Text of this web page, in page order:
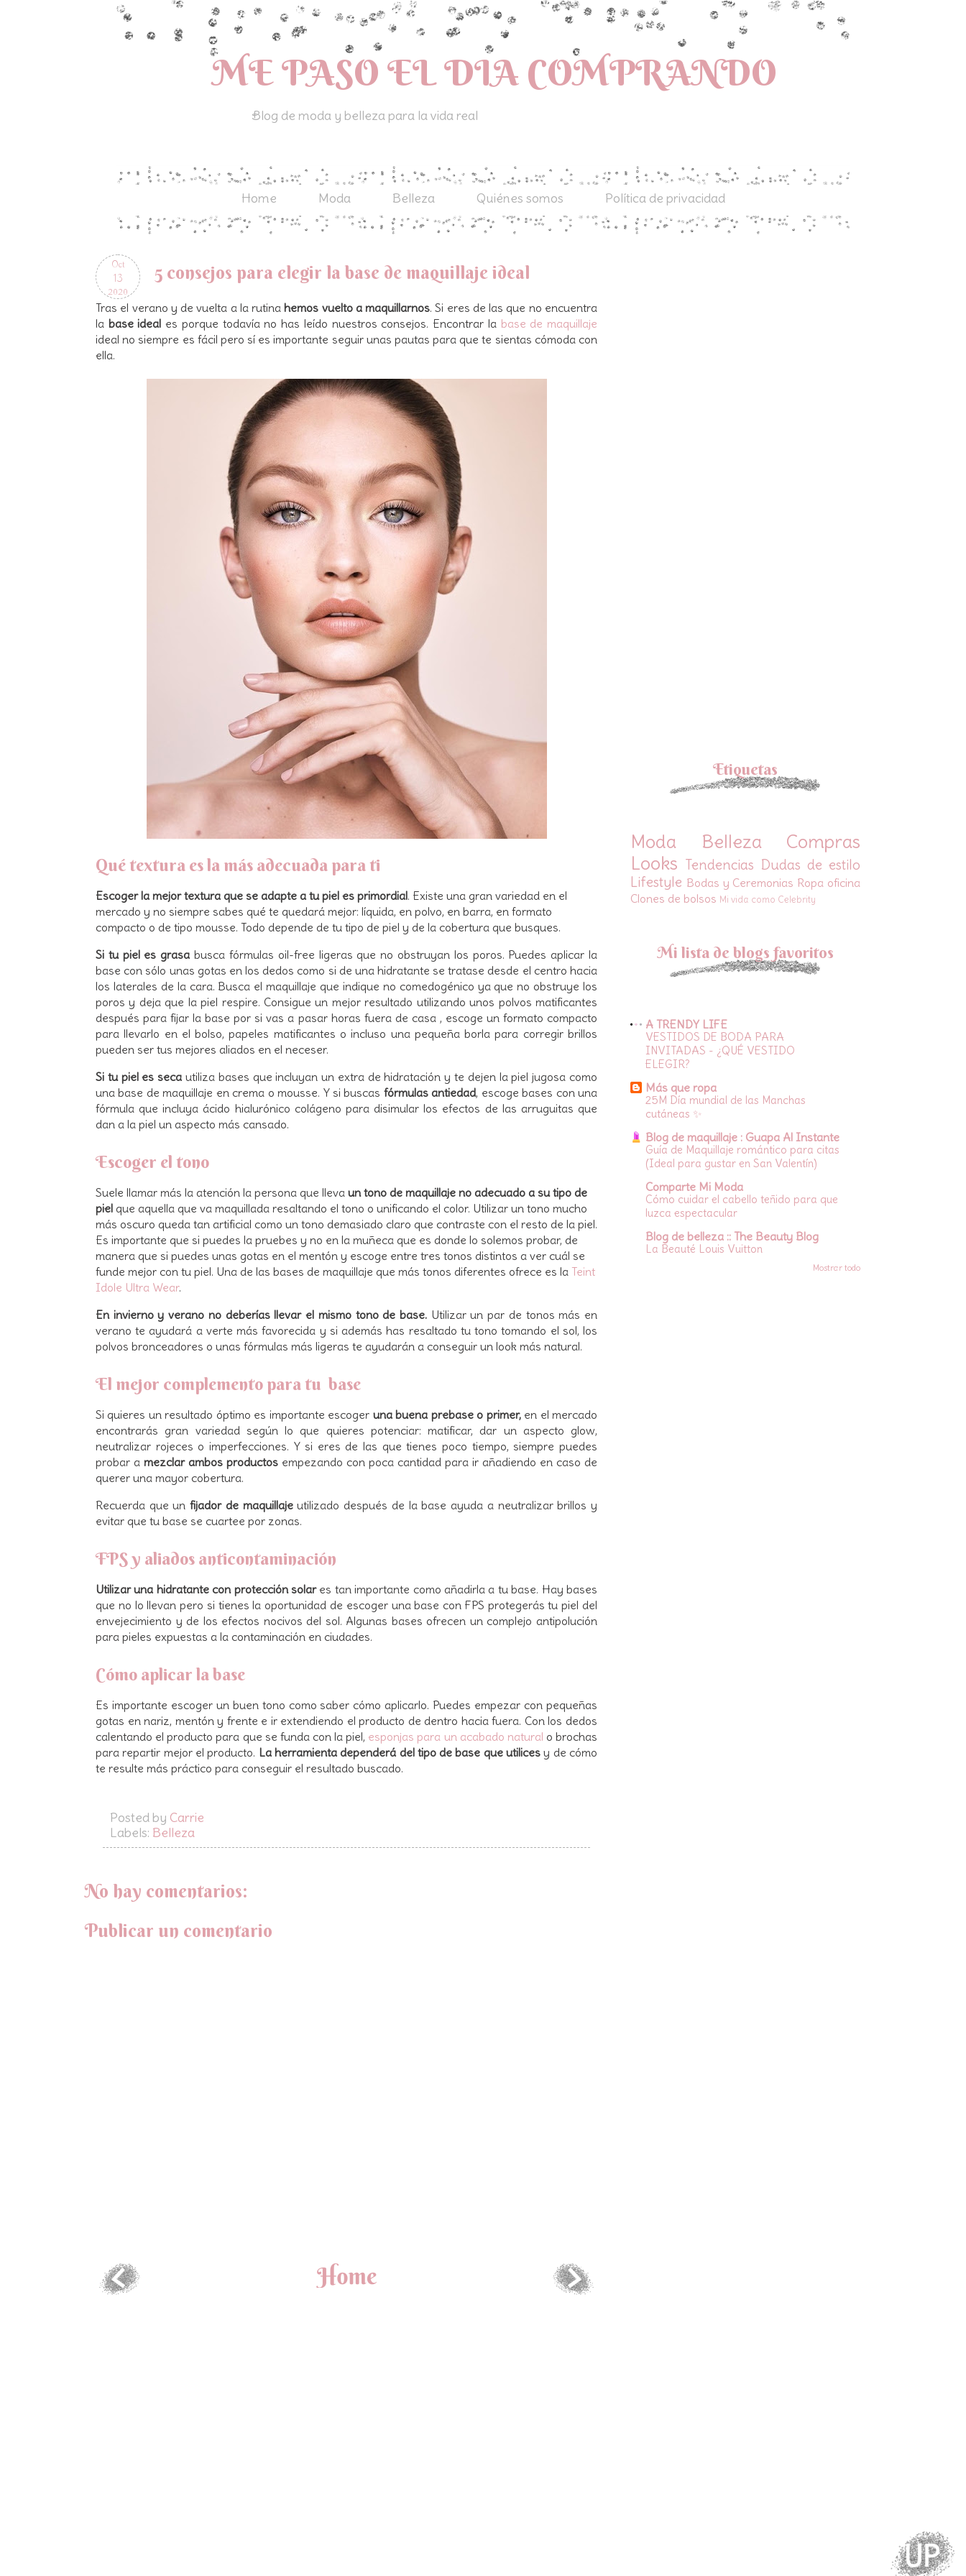
ME PASO EL DIA COMPRANDO
Blog de moda y belleza para la vida real
Home Moda Belleza Quiénes somos Política de privacidad
Oct
13
2020
5 consejos para elegir la base de maquillaje ideal
Tras el verano y de vuelta a la rutinahemos vuelto a maquillarnos. Si eres de las que no encuentra
la base ideales porque todavía no has leído nuestros consejos. Encontrar la base de maquillaje
ideal no siempre es fácil pero sí es importante seguir unas pautas para que te sientas cómoda con
ella.
Qué textura es la más adecuada para ti
Escoger la mejor textura que se adapte a tu piel es primordial. Existe una gran variedad en el
mercado y no siempre sabes qué te quedará mejor: líquida, en polvo, en barra, en formato
compacto o de tipo mousse. Todo depende de tu tipo de piel y de la cobertura que busques.
Si tu piel es grasa busca fórmulas oil-free ligeras que no obstruyan los poros. Puedes aplicar la
base con sólo unas gotas en los dedos como si de una hidratante se tratase desde el centro hacia
los laterales de la cara. Busca el maquillaje que indique no comedogénico ya que no obstruye los
poros y deja que la piel respire. Consigue un mejor resultado utilizando unos polvos matificantes
después para fijar la base por si vas a pasar horas fuera de casa , escoge un formato compacto
para llevarlo en el bolso, papeles matificantes o incluso una pequeña borla para corregir brillos
pueden ser tus mejores aliados en el neceser.
Si tu piel es seca utiliza bases que incluyan un extra de hidratación y te dejen la piel jugosa como
una base de maquillaje en crema o mousse. Y si buscas fórmulas antiedad, escoge bases con una
fórmula que incluya ácido hialurónico colágeno para disimular los efectos de las arruguitas que
dan a la piel un aspecto más cansado.
Escoger el tono
Suele llamar más la atención la persona que lleva un tono de maquillaje no adecuado a su tipo de
piel que aquella que va maquillada resaltando el tono o unificando el color. Utilizar un tono mucho
más oscuro queda tan artificial como un tono demasiado claro que contraste con el resto de la piel.
Es importante que si puedes la pruebes y no en la muñeca que es donde lo solemos probar, de
manera que si puedes unas gotas en el mentón y escoge entre tres tonos distintos a ver cuál se
funde mejor con tu piel. Una de las bases de maquillaje que más tonos diferentes ofrece es la Teint
Idole Ultra Wear.
En invierno y verano no deberías llevar el mismo tono de base.Utilizar un par de tonos más en
verano te ayudará a verte más favorecida y si además has resaltado tu tono tomando el sol, los
polvos bronceadores o unas fórmulas más ligeras te ayudarán a conseguir un look más natural.
El mejor complemento para tu base
Si quieres un resultado óptimo es importante escoger una buena prebase o primer,en el mercado
encontrarás gran variedad según lo que quieres potenciar: matificar, dar un aspecto glow,
neutralizar rojeces o imperfecciones. Y si eres de las que tienes poco tiempo, siempre puedes
probar a mezclar ambos productos empezando con poca cantidad para ir añadiendo en caso de
querer una mayor cobertura.
Recuerda que unfijador de maquillajeutilizado después de la base ayuda a neutralizar brillos y
evitar que tu base se cuartee por zonas.
FPS y aliados anticontaminación
Utilizar una hidratante con protección solares tan importante como añadirla a tu base. Hay bases
que no lo llevan pero si tienes la oportunidad de escoger una base con FPS protegerás tu piel del
envejecimiento y de los efectos nocivos del sol. Algunas bases ofrecen un complejo antipolución
para pieles expuestas a la contaminación en ciudades.
Cómo aplicar la base
Es importante escoger un buen tono como saber cómo aplicarlo. Puedes empezar con pequeñas
gotas en nariz, mentón y frente e ir extendiendo el producto de dentro hacia fuera. Con los dedos
calentando el producto para que se funda con la piel, esponjas para un acabado natural o brochas
para repartir mejor el producto. La herramienta dependerá del tipo de base que utilices y de cómo
te resulte más práctico para conseguir el resultado buscado.
Posted by Carrie
Labels: Belleza
No hay comentarios:
Publicar un comentario
Etiquetas
Moda Belleza
Compras
Looks Tendencias Dudas de estilo
Lifestyle Bodas y Ceremonias Ropa oficina
Clones de bolsos Mi vida como Celebrity
Mi lista de blogs favoritos
A TRENDY LIFE
VESTIDOS DE BODA PARA
INVITADAS - ¿QUÉ VESTIDO
ELEGIR?
Más que ropa
25M Día mundial de las Manchas
cutáneas ✨
Blog de maquillaje : Guapa Al Instante
Guía de Maquillaje romántico para citas
(Ideal para gustar en San Valentín)
Comparte Mi Moda
Cómo cuidar el cabello teñido para que
luzca espectacular
Blog de belleza :: The Beauty Blog
La Beauté Louis Vuitton
Mostrar todo